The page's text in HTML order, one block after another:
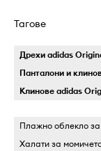
Тагове
Дрехи adidas
Панталони и
Клинове adidas
Плажно облекло
Халати за